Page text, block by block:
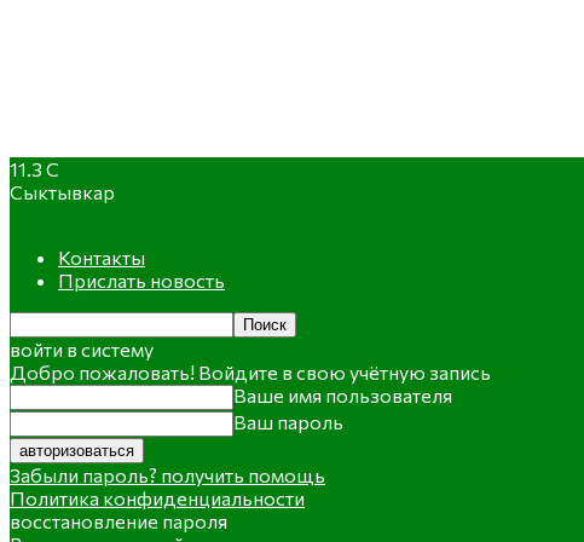
11.3 C
Сыктывкар
Контакты
Прислать новость
войти в систему
Добро пожаловать! Войдите в свою учётную запись
Ваше имя пользователя
Ваш пароль
Забыли пароль? получить помощь
Политика конфиденциальности
восстановление пароля